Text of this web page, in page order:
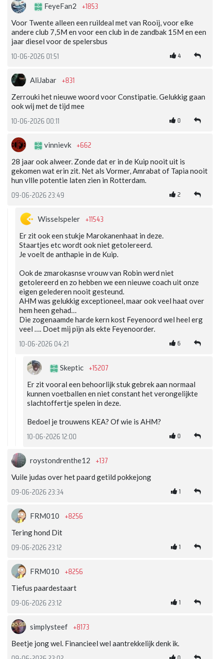
FeyeFan2 +1853
Voor Twente alleen een ruildeal met van Rooij, voor elke
andere club 7,5M en voor een club in de zandbak 15M en een
jaar diesel voor de spelersbus
10-06-2026 01:51 4
AliJabar +831
Zerrouki het nieuwe woord voor Constipatie. Gelukkig gaan
ook wij met de tijd mee
10-06-2026 00:11 0
vinnievk +662
28 jaar ook alweer. Zonde dat er in de Kuip nooit uit is
gekomen wat erin zit. Net als Vormer, Amrabat of Tapia nooit
hun vllle potentie laten zien in Rotterdam.
09-06-2026 23:49 2
Wisselspeler +11543
Er zit ook een stukje Marokanenhaat in deze.
Staartjes etc wordt ook niet getolereerd.
Je voelt de anthapie in de Kuip.
Ook de zmarokasnse vrouw van Robin werd niet
getolereerd en zo hebben we een nieuwe coach uit onze
eigen gelederen nooit gesteund.
AHM was gelukkig exceptioneel, maar ook veel haat over
hem heen gehad…
Die zogenaamde harde kern kost Feyenoord wel heel erg
veel …. Doet mij pijn als ekte Feyenoorder.
10-06-2026 04:21 6
Skeptic +15207
Er zit vooral een behoorlijk stuk gebrek aan normaal
kunnen voetballen en niet constant het verongelijkte
slachtoffertje spelen in deze.
Bedoel je trouwens KEA? Of wie is AHM?
10-06-2026 12:00 0
roystondrenthe12 +137
Vuile judas over het paard getild pokkejong
09-06-2026 23:34 1
FRM010 +8256
Tering hond Dit
09-06-2026 23:12 1
FRM010 +8256
Tiefus paardestaart
09-06-2026 23:12 1
simplysteef +8173
Beetje jong wel. Financieel wel aantrekkelijk denk ik.